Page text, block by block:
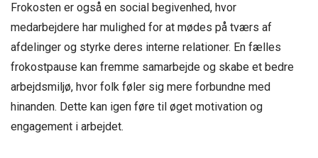
Frokosten er også en social begivenhed, hvor
medarbejdere har mulighed for at mødes på tværs af
afdelinger og styrke deres interne relationer. En fælles
frokostpause kan fremme samarbejde og skabe et bedre
arbejdsmiljø, hvor folk føler sig mere forbundne med
hinanden. Dette kan igen føre til øget motivation og
engagement i arbejdet.